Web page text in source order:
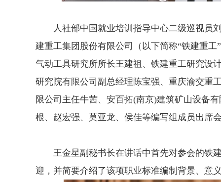
人社部中国就业培训指导中心二级巡视员
建重工集团股份有限公司（以下简称“铁建重
气动工具研究所所长王建祖、铁建重工研究设
研究院有限公司副总经理陈宝强、重庆渝交重
限公司主任牛茜、安百拓(南京)建筑矿山设备
根、赵宏强、莫亚龙、侯佳等编写组成员出席
王金星副秘书长在讲话中首先对参会的铁
迎，并简要介绍了该项职业标准编制背景、意